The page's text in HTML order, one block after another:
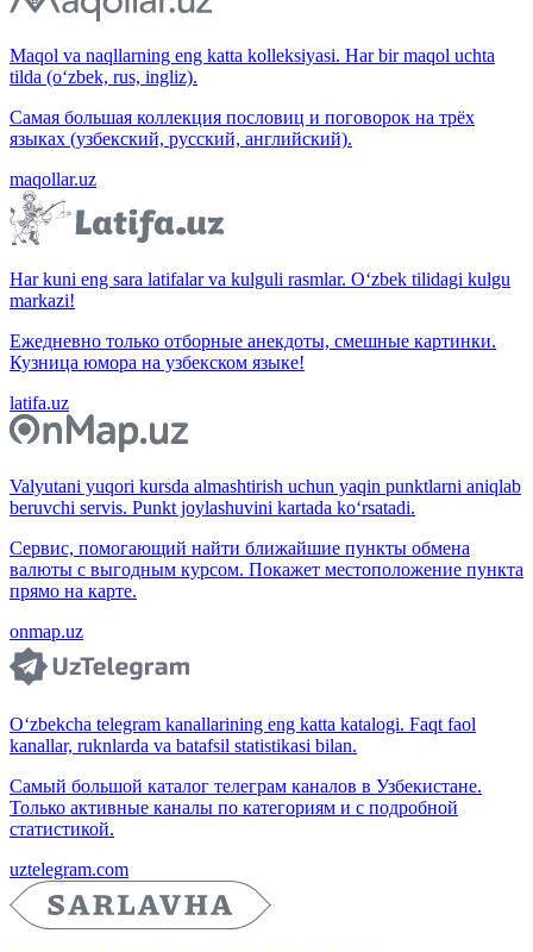
Maqol va naqllarning eng katta kolleksiyasi. Har bir maqol uchta
tilda (o‘zbek, rus, ingliz).
Самая большая коллекция пословиц и поговорок на трёх
языках (узбекский, русский, английский).
maqollar.uz
Har kuni eng sara latifalar va kulguli rasmlar. O‘zbek tilidagi kulgu
markazi!
Ежедневно только отборные анекдоты, смешные картинки.
Кузница юмора на узбекском языке!
latifa.uz
Valyutani yuqori kursda almashtirish uchun yaqin punktlarni aniqlab
beruvchi servis. Punkt joylashuvini kartada ko‘rsatadi.
Сервис, помогающий найти ближайшие пункты обмена
валюты с выгодным курсом. Покажет местоположение пункта
прямо на карте.
onmap.uz
O‘zbekcha telegram kanallarining eng katta katalogi. Faqt faol
kanallar, ruknlarda va batafsil statistikasi bilan.
Самый большой каталог телеграм каналов в Узбекистане.
Только активные каналы по категориям и с подробной
статистикой.
uztelegram.com